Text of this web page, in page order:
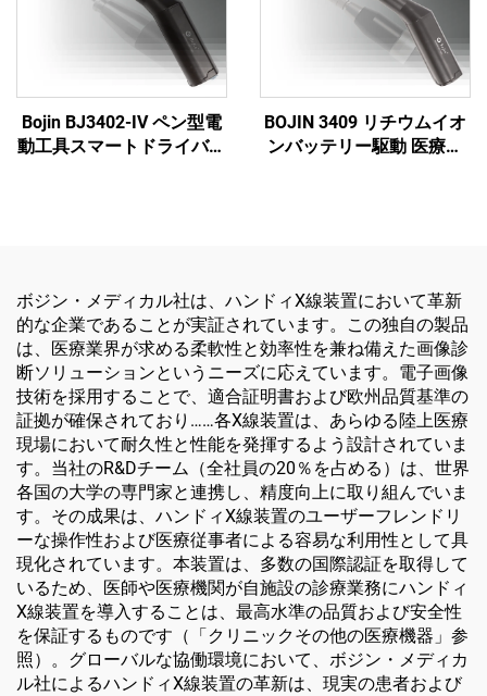
Bojin BJ3402-IV ペン型電
動工具スマートドライバー
BOJIN 3409 リチウムイオ
ンバッテリー駆動 医療用
ボジン・メディカル社は、ハンドィX線装置において革新
的な企業であることが実証されています。この独自の製品
は、医療業界が求める柔軟性と効率性を兼ね備えた画像診
断ソリューションというニーズに応えています。電子画像
技術を採用することで、適合証明書および欧州品質基準の
証拠が確保されており……各X線装置は、あらゆる陸上医療
現場において耐久性と性能を発揮するよう設計されていま
す。当社のR&Dチーム（全社員の20％を占める）は、世界
各国の大学の専門家と連携し、精度向上に取り組んでいま
す。その成果は、ハンドィX線装置のユーザーフレンドリ
ーな操作性および医療従事者による容易な利用性として具
現化されています。本装置は、多数の国際認証を取得して
いるため、医師や医療機関が自施設の診療業務にハンドィ
X線装置を導入することは、最高水準の品質および安全性
を保証するものです（「クリニックその他の医療機器」参
照）。グローバルな協働環境において、ボジン・メディカ
ル社によるハンドィX線装置の革新は、現実の患者および